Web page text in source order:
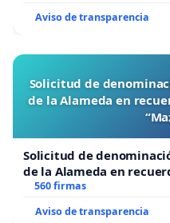
Aviso de transparencia
Solicitud de
de la Alameda en
Solicitud de
de la Alameda en
“Mazinger”
560 firmas
Aviso de transparencia